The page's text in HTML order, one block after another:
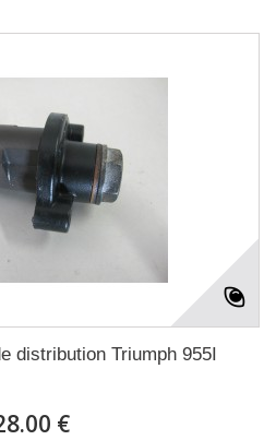
distribution Triumph 955I
€